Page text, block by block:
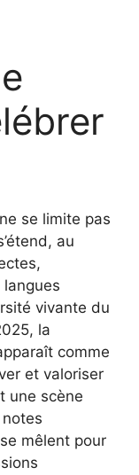
se limite pas
au
langues
vivante du
la
comme
et valoriser
une scène
mêlent pour